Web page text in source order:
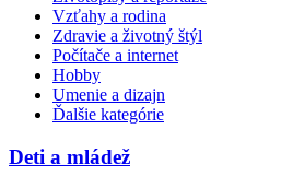
Vzťahy a rodina
Zdravie a životný štýl
Počítače a internet
Hobby
Umenie a dizajn
Ďalšie kategórie
Deti a mládež